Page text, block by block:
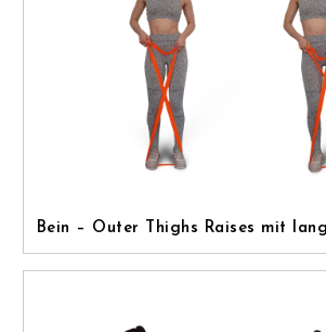
Bein – Outer Thighs Raises mit